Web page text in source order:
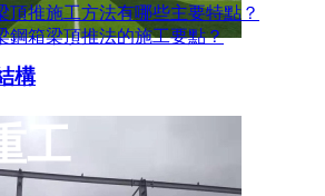
構
頂推施工方法有哪些主要特點？
鋼箱梁頂推法的施工要點？
工